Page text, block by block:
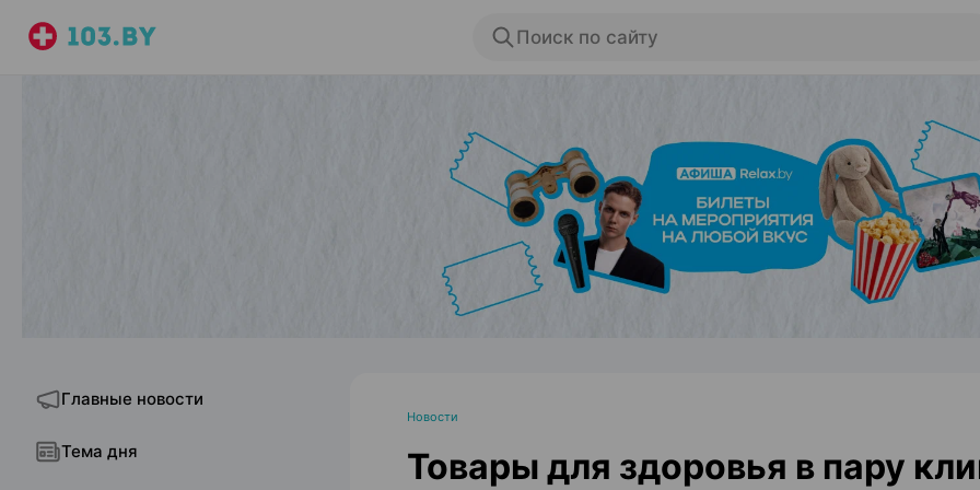
Поиск по сайту
ЭФФЕКТИВНАЯ РЕКЛАМА НА САЙТЕ
Главные новости
Тема дня
Новости
Товары для здоровья в пару